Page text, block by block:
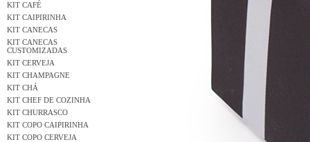
KIT CAFÉ
KIT CAIPIRINHA
KIT CANECAS
KIT CANECAS
CUSTOMIZADAS
KIT CERVEJA
KIT CHAMPAGNE
KIT CHÁ
KIT CHEF DE COZINHA
KIT CHURRASCO
KIT COPO CAIPIRINHA
KIT COPO CERVEJA